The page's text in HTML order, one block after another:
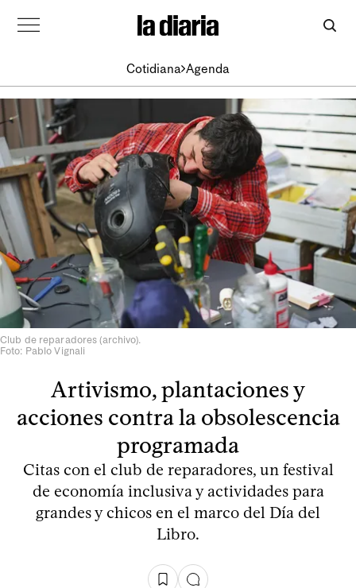
Cotidiana Agenda
Club de reparadores (archivo).
Foto: Pablo Vignali
Artivismo, plantaciones y
acciones contra la obsolescencia
programada
Citas con el club de reparadores, un festival
de economía inclusiva y actividades para
grandes y chicos en el marco del Día del
Libro.